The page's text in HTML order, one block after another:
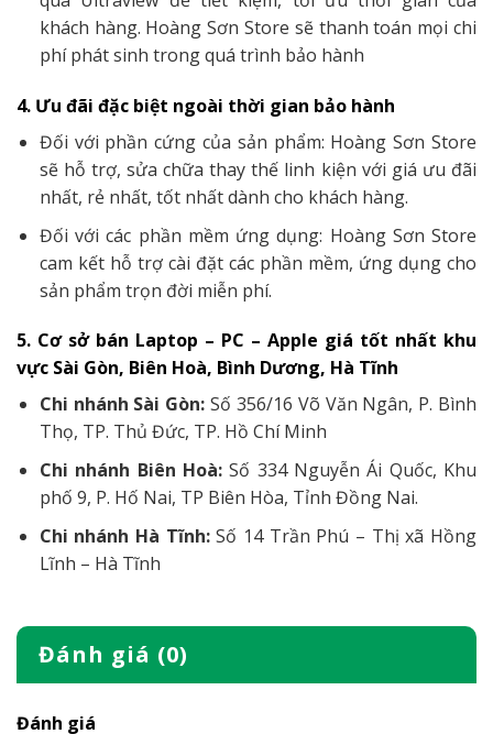
khách hàng. Hoàng Sơn Store sẽ thanh toán mọi chi
phí phát sinh trong quá trình bảo hành
4. Ưu đãi đặc biệt ngoài thời gian bảo hành
Đối với phần cứng của sản phẩm: Hoàng Sơn Store
sẽ hỗ trợ, sửa chữa thay thế linh kiện với giá ưu đãi
nhất, rẻ nhất, tốt nhất dành cho khách hàng.
Đối với các phần mềm ứng dụng: Hoàng Sơn Store
cam kết hỗ trợ cài đặt các phần mềm, ứng dụng cho
sản phẩm trọn đời miễn phí.
5. Cơ sở bán Laptop – PC – Apple giá tốt nhất khu
vực Sài Gòn, Biên Hoà, Bình Dương, Hà Tĩnh
Chi nhánh Sài Gòn:Số 356/16 Võ Văn Ngân, P. Bình
Thọ, TP. Thủ Đức, TP. Hồ Chí Minh
Chi nhánh Biên Hoà:Số 334 Nguyễn Ái Quốc, Khu
phố 9, P. Hố Nai, TP Biên Hòa, Tỉnh Đồng Nai.
Chi nhánh Hà Tĩnh:Số 14 Trần Phú – Thị xã Hồng
Lĩnh – Hà Tĩnh
Đánh giá (0)
Đánh giá